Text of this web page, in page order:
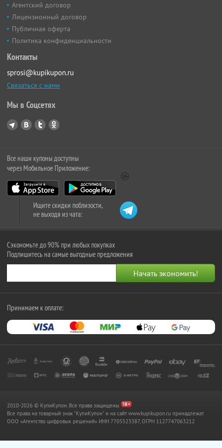
Агентский договор
Лицензионный договор
Публичная оферта
Политика конфиденциальности
Контакты
sprosi@kupikupon.ru
Связаться с нами
Мы в Соцсетях
Все наши купоны доступны
через Мобильное Приложение:
Ищите скидки поблизости,
не выходя из чата:
Сэкономьте до 90% при любых покупках
Подпишитесь на самые выгодные предложения
Принимаем к оплате:
2010-2026 © КупиКупон. Все права защищены.
Все права на товарный знак "КупиКупон" и на сайт www.kupikupon.ru принадлежат
OOO «Агентство цифровых решений» ИНН 7705523387, ОГРН 1127747063212